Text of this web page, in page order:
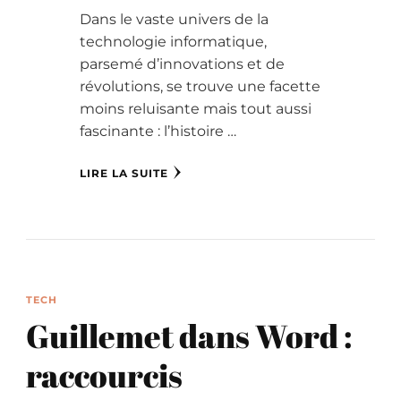
Dans le vaste univers de la
technologie informatique,
parsemé d’innovations et de
révolutions, se trouve une facette
moins reluisante mais tout aussi
fascinante : l’histoire …
LIRE LA SUITE
TECH
Guillemet dans Word :
raccourcis